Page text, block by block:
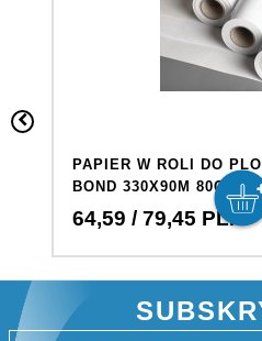
PAPIER W ROLI DO
BOND 330X90M 80G
64,59 / 79,45 PLN